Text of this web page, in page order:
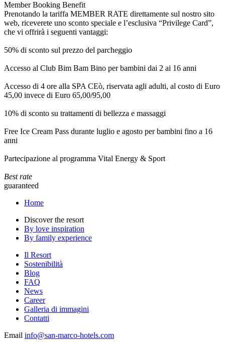
Member Booking Benefit
Prenotando la tariffa MEMBER RATE direttamente sul nostro sito
web, riceverete uno sconto speciale e l’esclusiva “Privilege Card”,
che vi offrirà i seguenti vantaggi:
50% di sconto sul prezzo del parcheggio
Accesso al Club Bim Bam Bino per bambini dai 2 ai 16 anni
Accesso di 4 ore alla SPA CEò, riservata agli adulti, al costo di Euro
45,00 invece di Euro 65,00/95,00
10% di sconto su trattamenti di bellezza e massaggi
Free Ice Cream Pass durante luglio e agosto per bambini fino a 16
anni
Partecipazione al programma Vital Energy & Sport
Best rate
guaranteed
Home
Discover the resort
By love inspiration
By family experience
Il Resort
Sostenibilità
Blog
FAQ
News
Career
Galleria di immagini
Contatti
Email info@san-marco-hotels.com